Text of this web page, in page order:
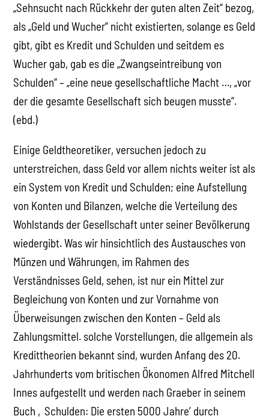
„Sehnsucht nach Rückkehr der guten alten Zeit“ bezog,
als „Geld und Wucher“ nicht existierten, solange es Geld
gibt, gibt es Kredit und Schulden und seitdem es
Wucher gab, gab es die „Zwangseintreibung von
Schulden“ – „eine neue gesellschaftliche Macht …, „vor
der die gesamte Gesellschaft sich beugen musste“.
(ebd.)
Einige Geldtheoretiker, versuchen jedoch zu
unterstreichen, dass Geld vor allem nichts weiter ist als
ein System von Kredit und Schulden; eine Aufstellung
von Konten und Bilanzen, welche die Verteilung des
Wohlstands der Gesellschaft unter seiner Bevölkerung
wiedergibt. Was wir hinsichtlich des Austausches von
Münzen und Währungen, im Rahmen des
Verständnisses Geld, sehen, ist nur ein Mittel zur
Begleichung von Konten und zur Vornahme von
Überweisungen zwischen den Konten – Geld als
Zahlungsmittel. solche Vorstellungen, die allgemein als
Kredittheorien bekannt sind, wurden Anfang des 20.
Jahrhunderts vom britischen Ökonomen Alfred Mitchell
Innes aufgestellt und werden nach Graeber in seinem
Buch ‚Schulden: Die ersten 5000 Jahre’ durch